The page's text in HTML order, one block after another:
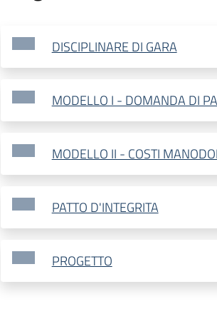
DISCIPLINARE DI GARA
MODELLO I - DOMANDA DI
MODELLO II - COSTI
PATTO D'INTEGRITA
PROGETTO